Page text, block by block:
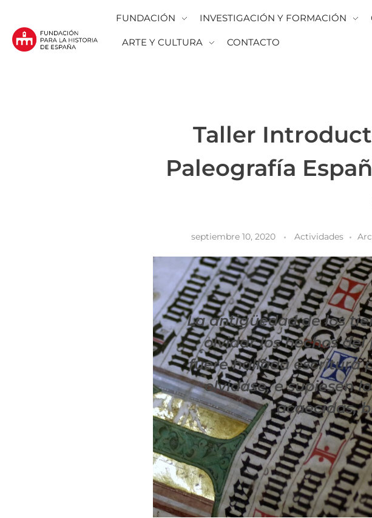
FUNDACIÓN INVESTIGACIÓN Y FORMACIÓN
ARTE Y CULTURA CONTACTO
Taller
Paleografía
septiembre 10, 2020 Actividades
La antigüedad de los
olvidar los hechos
fuere hallada escritura
olvidase, e supiesen
acaecidas,